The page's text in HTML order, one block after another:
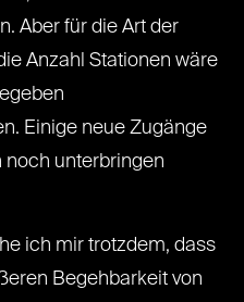
Aber für die Art der
Anzahl Stationen wäre
Einige neue Zugänge
noch unterbringen
ich mir trotzdem, dass
Begehbarkeit von